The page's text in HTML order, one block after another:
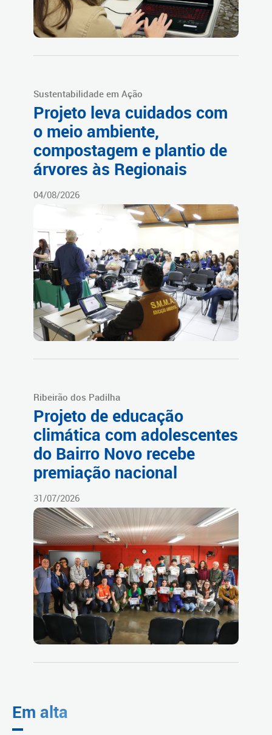
Sustentabilidade em Ação
Projeto leva cuidados com
o meio ambiente,
compostagem e plantio de
árvores às Regionais
04/08/2026
Ribeirão dos Padilha
Projeto de educação
climática com adolescentes
do Bairro Novo recebe
premiação nacional
31/07/2026
Em alta